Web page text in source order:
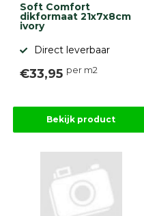
Soft Comfort
dikformaat 21x7x8cm
ivory
Direct leverbaar
€33,95 per m2
Bekijk product